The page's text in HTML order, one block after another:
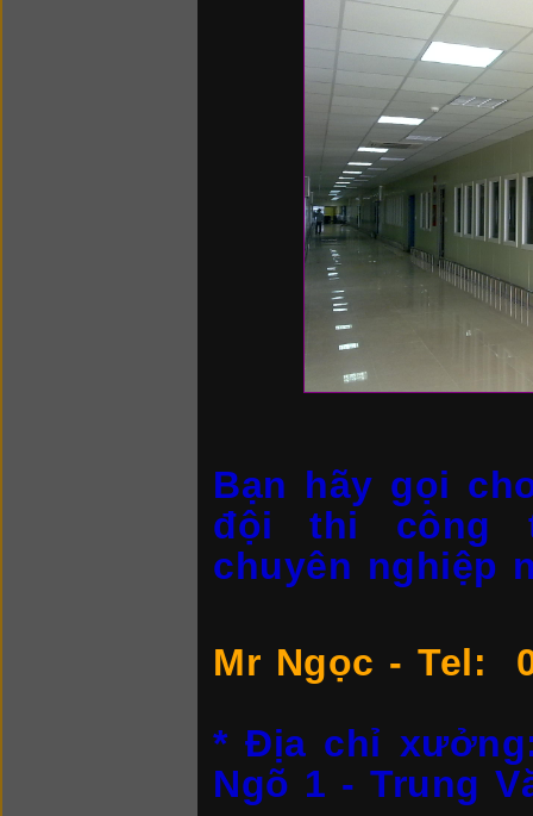
Bạn hãy gọi
đội thi công
chuyên nghiệp
Mr Ngọc - Tel:
* Địa chỉ
Ngõ 1 - Trung